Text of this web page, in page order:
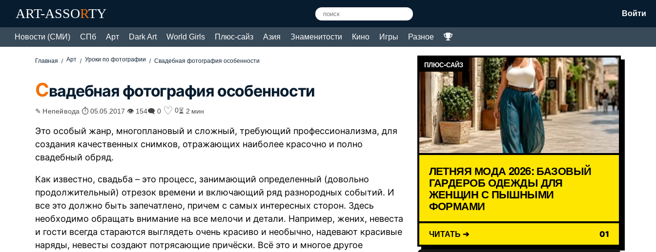
ART-ASSORTY Войти
Новости (СМИ) СПб Арт Dark Art World Girls Плюс-сайз Азия Знаменитости Кино Игры Разное
Главная Арт Уроки по фотографии Свадебная фотография особенности
Свадебная фотография особенности
✎ Непейвода ⏱ 05.05.2017 👁 154🗨 0 ♡ 0⏳ 2 мин
Это особый жанр, многоплановый и сложный, требующий профессионализма, для
создания качественных снимков, отражающих наиболее красочно и полно
свадебный обряд.
Как известно, свадьба – это процесс, занимающий определенный (довольно
продолжительный) отрезок времени и включающий ряд разнородных событий. И
все это должно быть запечатлено, причем с самых интересных сторон. Здесь
необходимо обращать внимание на все мелочи и детали. Например, жених, невеста
и гости всегда стараются выглядеть очень красиво и необычно, надевают красивые
наряды, невесты создают потрясающие причёски. Всё это и многое другое
ПЛЮС-САЙЗ
ЛЕТНЯЯ МОДА 2026: БАЗОВЫЙ
ГАРДЕРОБ ОДЕЖДЫ ДЛЯ
ЖЕНЩИН С ПЫШНЫМИ
ФОРМАМИ
ЧИТАТЬ ➔ 01